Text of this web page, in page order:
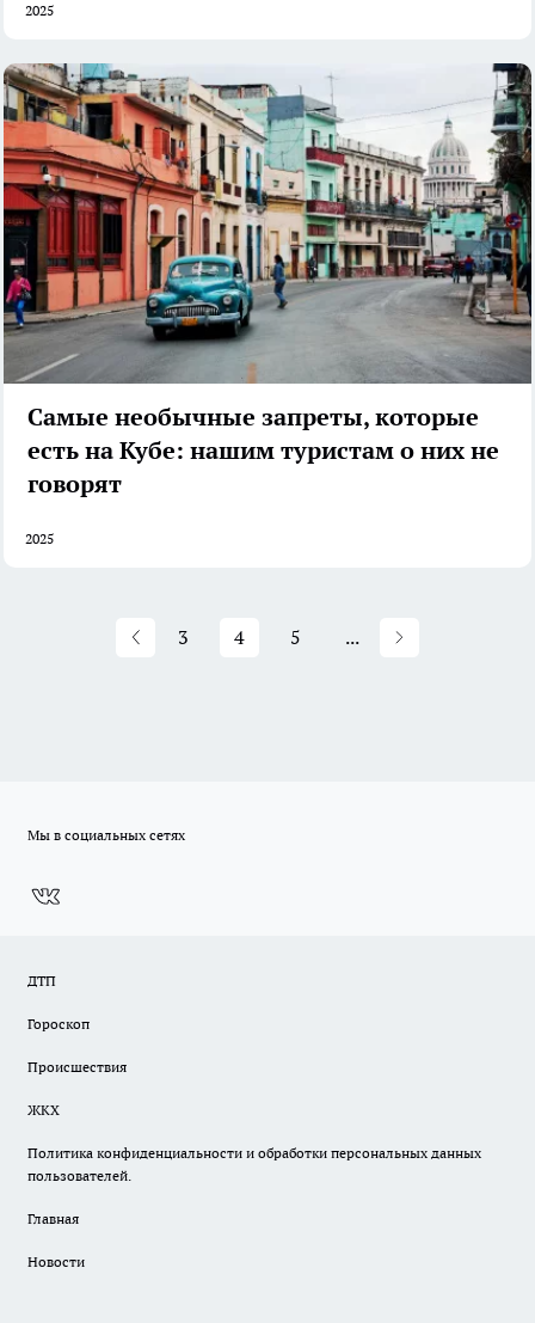
2025
Самые необычные запреты, которые
есть на Кубе: нашим туристам о них не
говорят
2025
3 4 5 ...
Мы в социальных сетях
ДТП
Гороскоп
Происшествия
ЖКХ
Политика конфиденциальности и обработки персональных данных
пользователей.
Главная
Новости